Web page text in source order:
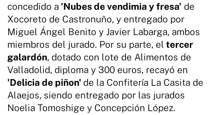
concedido a 'Nubes de vendimia y fresa' de
Xocoreto de Castronuño, y entregado por
Miguel Ángel Benito y Javier Labarga, ambos
miembros del jurado. Por su parte, el tercer
galardón, dotado con lote de Alimentos de
Valladolid, diploma y 300 euros, recayó en
'Delicia de piñon' de la Confitería La Casita de
Alaejos, siendo entregado por las jurados
Noelia Tomoshige y Concepción López.